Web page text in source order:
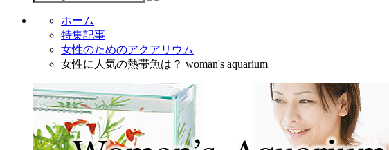
ホーム
特集記事
女性のためのアクアリウム
女性に人気の熱帯魚は？ woman's aquarium